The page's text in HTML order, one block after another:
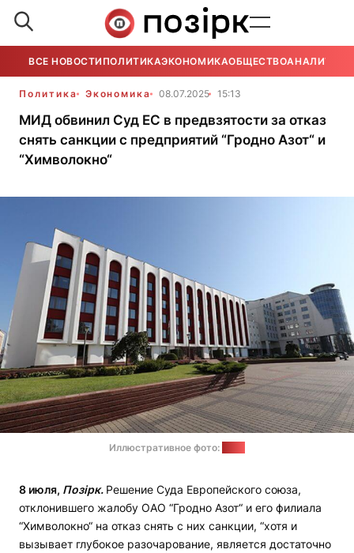
ВСЕ НОВОСТИ ПОЛИТИКАЭКОНОМИКАОБЩЕСТВОАНАЛИТИКА
Политика Экономика 08.07.2025 15:13
МИД обвинил Суд ЕС в предвзятости за отказ
снять санкции с предприятий “Гродно Азот“ и
“Химволокно“
Иллюстративное фото:
8 июля, Позірк. Решение Суда Европейского союза,
отклонившего жалобу ОАО “Гродно Азот“ и его филиала
“Химволокно“ на отказ снять с них санкции, “хотя и
вызывает глубокое разочарование, является достаточно